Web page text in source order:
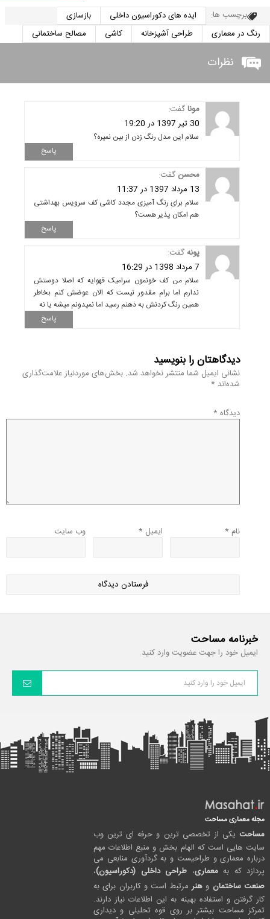
برچسب ها: ایده های دکوراسیون داخلی
بازسازی
رنگ در معماری
طراحی آشپزخانه کاشی مصالح ساختمانی
نظرات
موناگفت:
30 تیر 1397 در 19:20
سلام این مدل رنگ زدن از بین نمیره؟
پاسخ
محسن گفت:
13 مرداد 1397 در 11:37
سلام برای رنگ آمیزی مجدد کاشی کف سرویس بهداشتی
هم امکان پذیر هست؟
پاسخ
پونهگفت:
7 مرداد 1398 در 16:29
سلام من کف خونمون سرامیک قهوایه که اصلا دوستش
ندارم اما برام مقدور نیست که الان عوضش کنم بخاطر
همین رنگ کردنش به ذهنم رسید اما نمیدونم میشه یا نه
پاسخ
دیدگاهتان را بنویسید
نشانی ایمیل شما منتشر نخواهد شد. بخش‌های موردنیاز علامت‌گذاری
شده‌اند *
دیدگاه *
نام * ایمیل * وب‌ سایت
خبرنامه مساحت
ایمیل خود را جهت عضویت وارد کنید.
مجله معماری مساحت
مساحت یکی از تخصصی ترین و حرفه ای ترین وب
سایت هایی است که الهام بخش و منبع اطلاعات مهم
درباره معماری و طراحیست و به گردآوری منابعی می
پردازد که بهمعماری، طراحی داخلی (دکوراسیون)،
صنعت ساختمان و هنرمرتبط است و کاربران برای به
کار گرفتن و استفاده بهینه به این اطلاعات نیاز دارند.
تمرکز مساحت بیشتر بر روی قوه تحلیلی و دیداری